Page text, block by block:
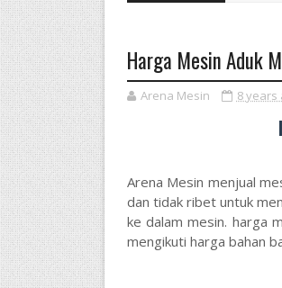
Harga Mesin Aduk
Arena Mesin 8 years
Arena Mesin menjual
dan tidak ribet untuk
ke dalam mesin. harga
mengikuti harga bahan